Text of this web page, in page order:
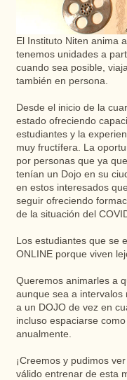
El Instituto Niten anima
tenemos unidades a
cuando sea posible,
también en persona.
Desde el inicio de la
estado ofreciendo
estudiantes y la
muy fructífera. La
por personas que ya
tenían un Dojo en su
en estos interesados
seguir ofreciendo
de la situación del
Los estudiantes que se
ONLINE porque viven
Queremos animarles a
aunque sea a intervalos
a un DOJO de vez en
incluso espaciarse
anualmente.
¡Creemos y pudimos
válido entrenar de esta